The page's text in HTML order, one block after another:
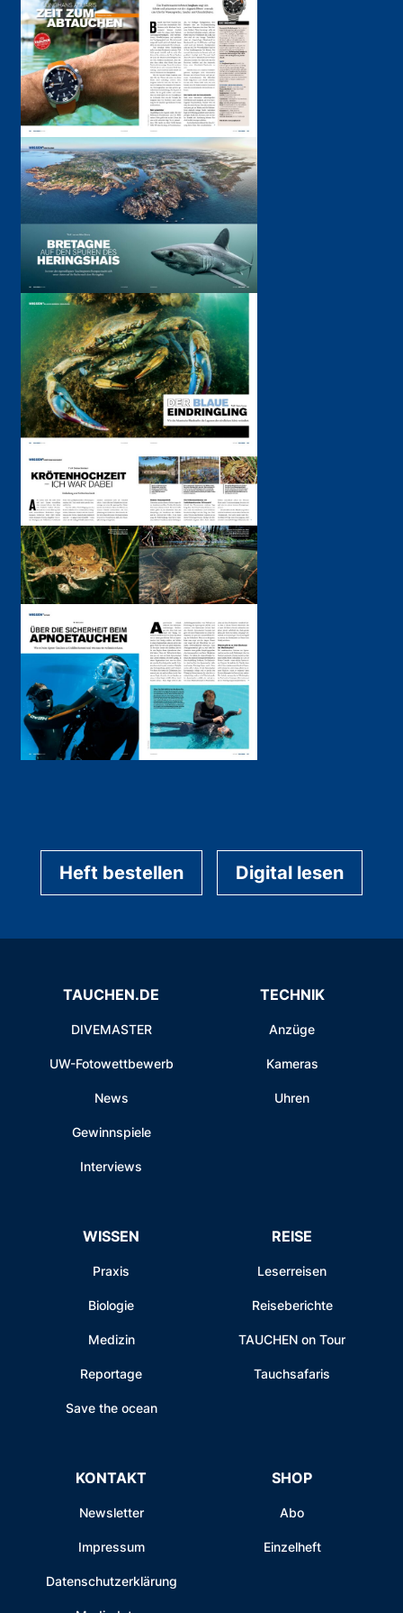
Heft bestellen Digital lesen
TAUCHEN.DE
DIVEMASTER
UW-Fotowettbewerb
News
Gewinnspiele
Interviews
TECHNIK
Anzüge
Kameras
Uhren
WISSEN
Praxis
Biologie
Medizin
Reportage
Save the ocean
REISE
Leserreisen
Reiseberichte
TAUCHEN on Tour
Tauchsafaris
KONTAKT
Newsletter
Impressum
Datenschutzerklärung
SHOP
Abo
Einzelheft